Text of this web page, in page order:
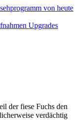
Upgrades
der fiese Fuchs den
verdächtig